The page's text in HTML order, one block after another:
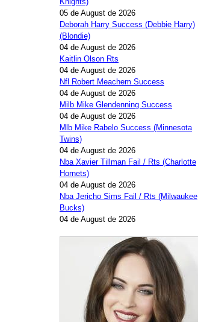
05 de August de 2026
Deborah Harry Success (Debbie Harry)
(Blondie)
04 de August de 2026
Kaitlin Olson Rts
04 de August de 2026
Nfl Robert Meachem Success
04 de August de 2026
Milb Mike Glendenning Success
04 de August de 2026
Mlb Mike Rabelo Success (Minnesota
Twins)
04 de August de 2026
Nba Xavier Tillman Fail / Rts (Charlotte
Hornets)
04 de August de 2026
Nba Jericho Sims Fail / Rts (Milwaukee
Bucks)
04 de August de 2026